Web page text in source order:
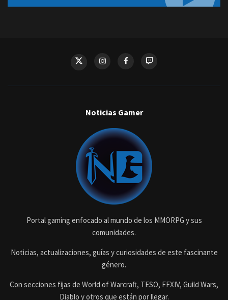
Noticias Gamer
Portal gaming enfocado al mundo de los MMORPG y sus
comunidades.
Noticias, actualizaciones, guías y curiosidades de este fascinante
género.
Con secciones fijas de World of Warcraft, TESO, FFXIV, Guild Wars,
Diablo y otros que están por llegar.